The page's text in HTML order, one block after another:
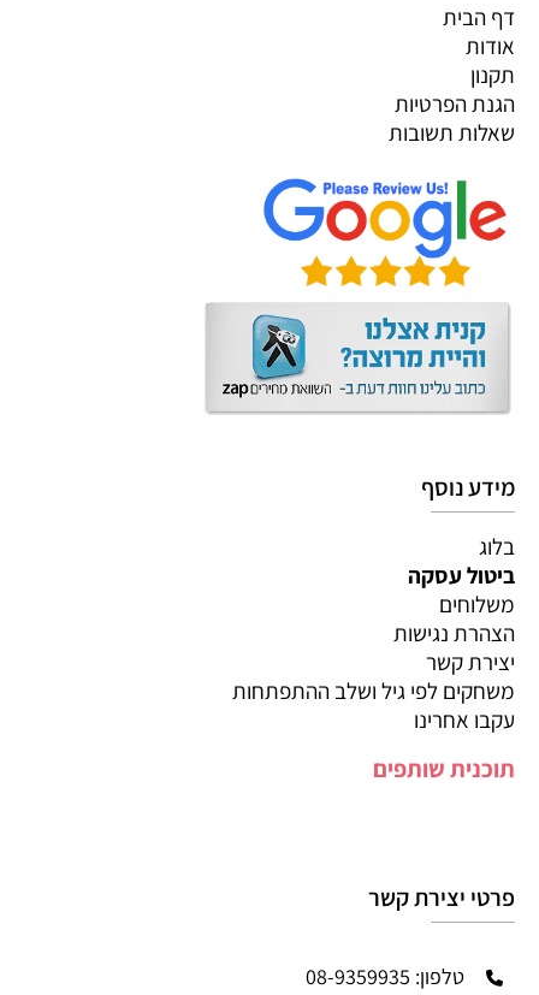
דף הבית
אודות
תקנון
הגנת הפרטיות
שאלות תשובות
מידע נוסף
בלוג
ביטול עסקה
משלוחים
הצהרת נגישות
יצירת קשר
משחקים לפי גיל ושלב ההתפתחות
עקבו אחרינו
תוכנית שותפים
פרטי יצירת קשר
טלפון: 08-9359935